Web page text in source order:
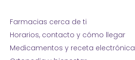
Farmacias cerca de ti
Horarios, contacto y cómo llegar
Medicamentos y receta electrónica